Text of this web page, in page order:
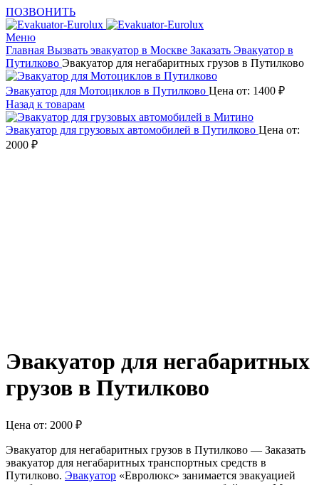
ПОЗВОНИТЬ
Меню
Главная Вызвать эвакуатор в Москве Заказать Эвакуатор в
Путилково Эвакуатор для негабаритных грузов в Путилково
Эвакуатор для Мотоциклов в Путилково Цена от: 1400 ₽
Назад к товарам
Эвакуатор для грузовых автомобилей в Путилково Цена от:
2000 ₽
Эвакуатор для негабаритных
грузов в Путилково
Цена от: 2000 ₽
Эвакуатор для негабаритных грузов в Путилково — Заказать
эвакуатор для негабаритных транспортных средств в
Путилково. Эвакуатор «Евролюкс» занимается эвакуацией